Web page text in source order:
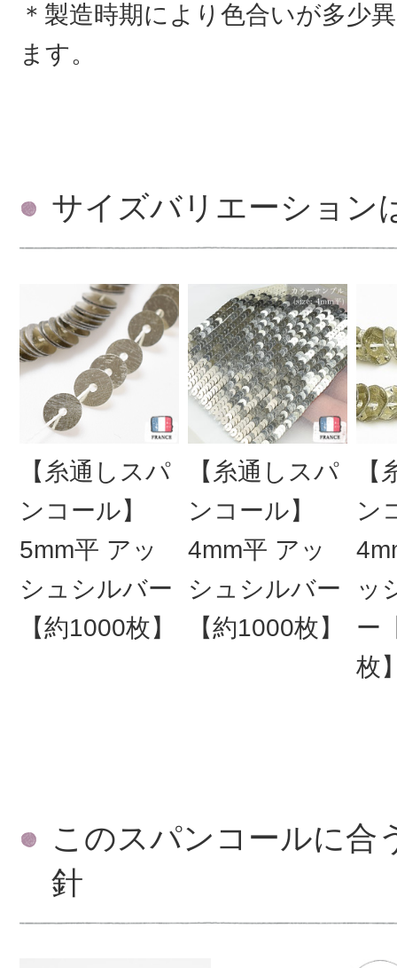
＊製造時期により色合いが多少
ます。
サイズバリエーション
【糸通しスパ
ンコール】
5mm平 アッ
シュシルバー
【約1000枚】
【糸通しスパ
ンコール】
4mm平 アッ
シュシルバー
【約1000枚】
ン
ッ
ー
枚
このスパンコールに合
針